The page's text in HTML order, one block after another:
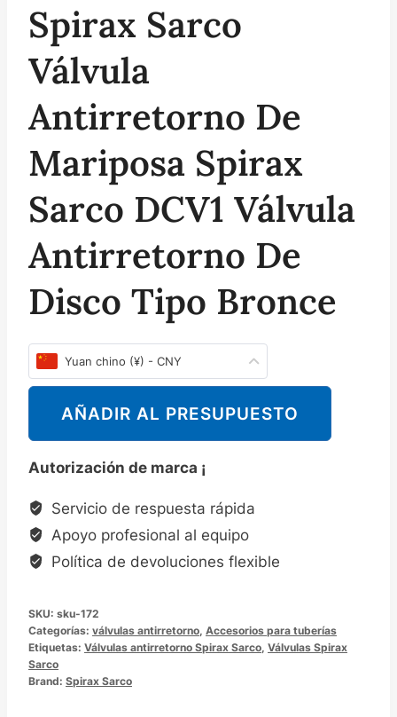
Spirax Sarco
Válvula
Antirretorno De
Mariposa Spirax
Sarco DCV1 Válvula
Antirretorno De
Disco Tipo Bronce
Yuan chino (¥) - CNY
AÑADIR AL PRESUPUESTO
Autorización de marca ¡
Servicio de respuesta rápida
Apoyo profesional al equipo
Política de devoluciones flexible
SKU: sku-172
Categorías: válvulas antirretorno, Accesorios para tuberías
Etiquetas: Válvulas antirretorno Spirax Sarco, Válvulas Spirax
Sarco
Brand: Spirax Sarco